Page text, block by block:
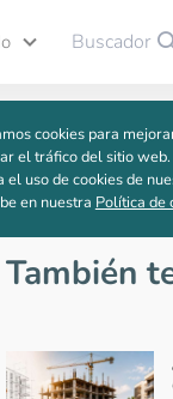
Buscador
También
cookies para
el tráfico del sitio web.
el uso de cookies de
en nuestra Política de